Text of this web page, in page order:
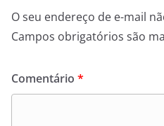
O seu endereço de e-mail
Campos obrigatórios são
Comentário *